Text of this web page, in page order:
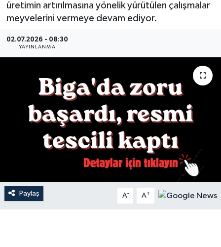
üretimin artırılmasına yönelik yürütülen çalışmalar
meyvelerini vermeye devam ediyor.
02.07.2026 - 08:30
YAYINLANMA
Paylaş A- A+
Ekonomi
Genel
Hava Durumu
İlan
Kültür Sanat
Otomobil